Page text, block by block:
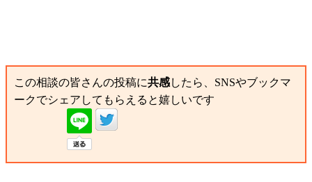
この相談の皆さんの投稿に共感したら、SNSやブックマ
ークでシェアしてもらえると嬉しいです